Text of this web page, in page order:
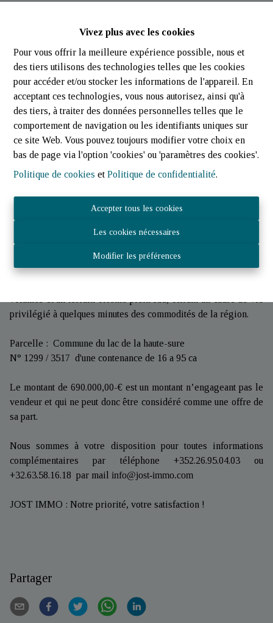
Vivez plus avec les cookies
Pour vous offrir la meilleure expérience possible, nous et
des tiers utilisons des technologies telles que les cookies
pour accéder et/ou stocker les informations de l'appareil. En
acceptant ces technologies, vous nous autorisez, ainsi qu'à
des tiers, à traiter des données personnelles telles que le
comportement de navigation ou les identifiants uniques sur
ce site Web. Vous pouvez toujours modifier votre choix en
bas de page via l'option 'cookies' ou 'paramètres des cookies'.
Politique de cookies etPolitique de confidentialité.
Accepter tous les cookies
Les cookies nécessaires
Modifier les préférences
faire office de chambre ainsi qu’un débarras complètent ce
niveau.
À l’étage, le hall de nuit dessert trois chambres de 13 m², 12
m² et 10 m². La chambre principale bénéficie d’un dressing
privatif de 7 m². Une salle de bain vient compléter cet espace
dédié à la vie de famille.
Sous la toiture, un grenier offre un espace de stockage
appréciable. Le sous-sol dispose de deux garages, d’une
rangement permettant de répondre aux besoins d’une famille
active.
à pellets apportant un confort supplémentaire, châssis en bois
avec double vitrage. La maison a bénéficié de rénovations
partielles en 2018.
privilégié à quelques minutes des commodités de la région.
Parcelle : Commune du lac de la haute-sure
N° 1299 / 3517 d'une contenance de 16 a 95 ca
Le montant de 690.000,00-€ est un montant n’engageant pas le
vendeur et qui ne peut donc être considéré comme une offre de
sa part.
Nous sommes à votre disposition pour toutes informations
complémentaires par téléphone +352.26.95.04.03 ou
+32.63.58.16.18 par mail info@jost-immo.com
JOST IMMO : Notre priorité, votre satisfaction !
Partager